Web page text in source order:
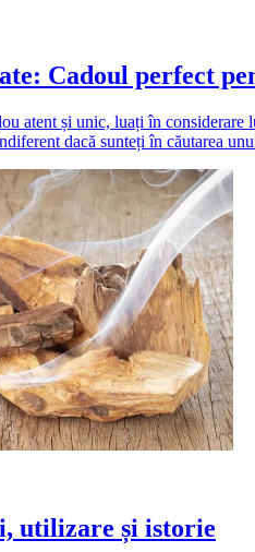
Cadoul perfect
atent și unic, luați în
dacă sunteți în căutarea
utilizare și istorie